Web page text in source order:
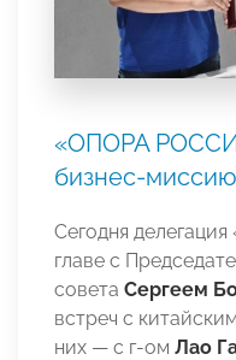
«ОПОРА
бизнес-
Сегодня
главе с
совета Сергеем
встреч с
них — c г-ом Лао